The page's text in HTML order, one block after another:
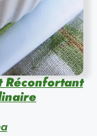
Réconfortant